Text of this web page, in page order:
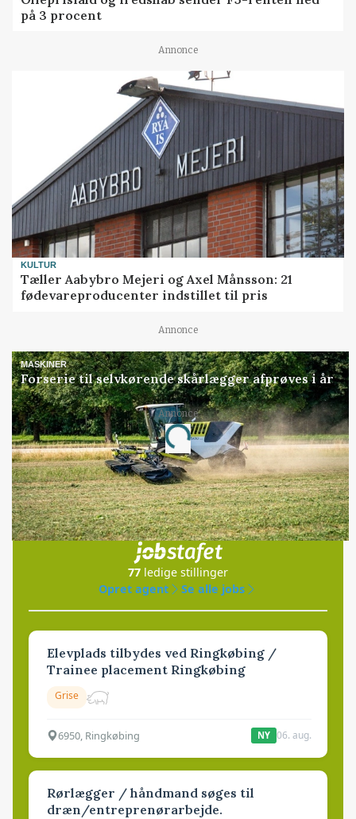
på 3 procent
Annonce
KULTUR
Tæller Aabybro Mejeri og Axel Månsson: 21
fødevareproducenter indstillet til pris
Annonce
MASKINER
Forserie til selvkørende skårlægger afprøves i år
Annonce
Loading...
Jobs
i samarbejde med
77 ledige stillinger
Opret agent
Se alle jobs
Elevplads tilbydes ved Ringkøbing /
Trainee placement Ringkøbing
Grise
6950, Ringkøbing NY 06. aug.
Rørlægger / håndmand søges til
dræn/entreprenørarbejde.